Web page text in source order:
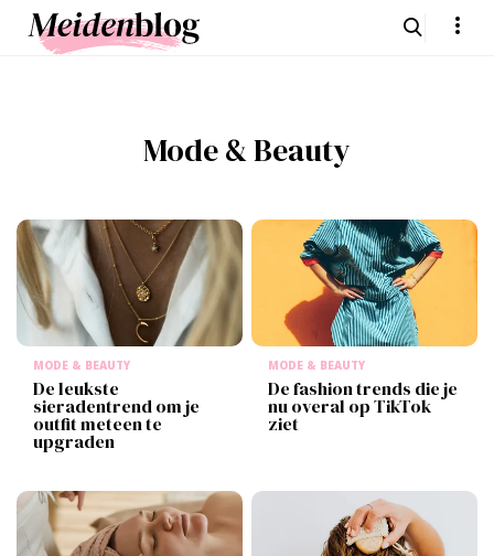
Mode & Beauty
MODE & BEAUTY
De leukste
sieradentrend om je
outfit meteen te
upgraden
MODE & BEAUTY
De fashion trends die je
nu overal op TikTok
ziet